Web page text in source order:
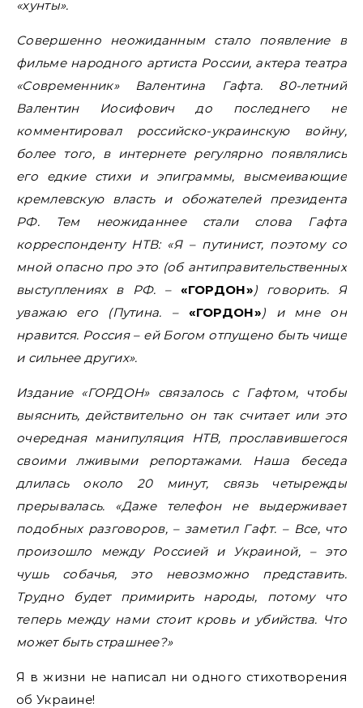
«хунты».
Совершенно неожиданным стало появление в
фильме народного артиста России, актера театра
«Современник» Валентина Гафта. 80-летний
Валентин Иосифович до последнего не
комментировал российско-украинскую войну,
более того, в интернете регулярно появлялись
его едкие стихи и эпиграммы, высмеивающие
кремлевскую власть и обожателей президента
РФ.
Тем неожиданнее стали слова Гафта
корреспонденту НТВ: «Я – путинист, поэтому со
мной опасно про это (об антиправительственных
выступлениях в РФ. – «ГОРДОН») говорить. Я
уважаю его (Путина. – «ГОРДОН») и мне он
нравится. Россия – ей Богом отпущено быть чище
и сильнее других».
Издание «ГОРДОН» связалось с Гафтом, чтобы
выяснить, действительно он так считает или это
очередная манипуляция НТВ, прославившегося
своими лживыми репортажами. Наша беседа
длилась около 20 минут, связь четырежды
прерывалась. «Даже телефон не выдерживает
подобных разговоров, – заметил Гафт. – Все, что
произошло между Россией и Украиной, – это
чушь собачья, это невозможно представить.
Трудно будет примирить народы, потому что
теперь между нами стоит кровь и убийства. Что
может быть страшнее?»
Я в жизни не написал ни одного стихотворения
об Украине!